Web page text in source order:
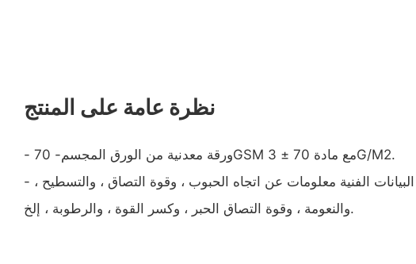
نظرة عامة على المنتج
- ورقة معدنية من الورق المجسم- 70GSM مع مادة 70 ± 3G/M2.
- تتضمن ورقة البيانات الفنية معلومات عن اتجاه الحبوب ، وقوة التصاق ، والتسطيح ،
والنعومة ، وقوة التصاق الحبر ، وكسر القوة ، والرطوبة ، إلخ.